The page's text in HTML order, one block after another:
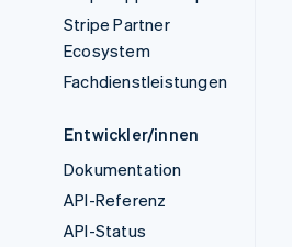
Stripe Partner
Ecosystem
Fachdienstleistungen
Entwickler/innen
Dokumentation
API-Referenz
API-Status